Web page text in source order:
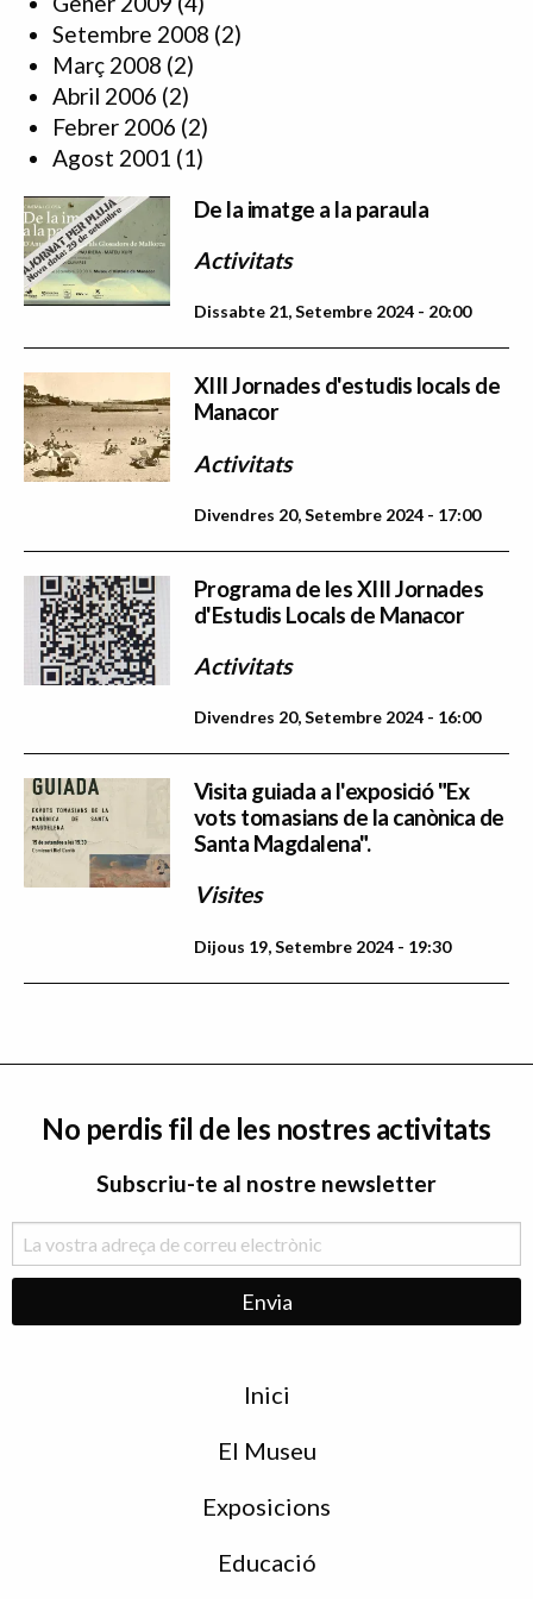
Setembre 2008 (2)
Març 2008 (2)
Abril 2006 (2)
Febrer 2006 (2)
Agost 2001 (1)
De la imatge a la paraula
Activitats
Dissabte 21, Setembre 2024 - 20:00
XIII Jornades d'estudis locals de
Manacor
Activitats
Divendres 20, Setembre 2024 - 17:00
Programa de les XIII Jornades
d'Estudis Locals de Manacor
Activitats
Divendres 20, Setembre 2024 - 16:00
Visita guiada a l'exposició "Ex
vots tomasians de la canònica de
Santa Magdalena".
Visites
Dijous 19, Setembre 2024 - 19:30
No perdis fil de les nostres activitats
Subscriu-te al nostre newsletter
Inici
El Museu
Exposicions
Educació